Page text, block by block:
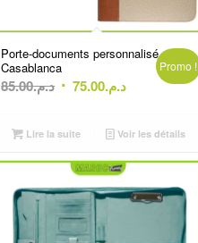
Porte-documents personnalisé
Casablanca
د.م.85.00
Le
initial
د.م.85.00.
د.م.75.00
Le
actuel
Promo !
Lire la suite Voir les détails